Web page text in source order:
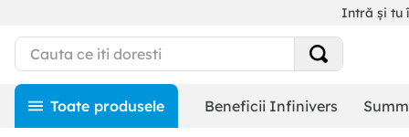
Intră și tu
Beneficii Infinivers